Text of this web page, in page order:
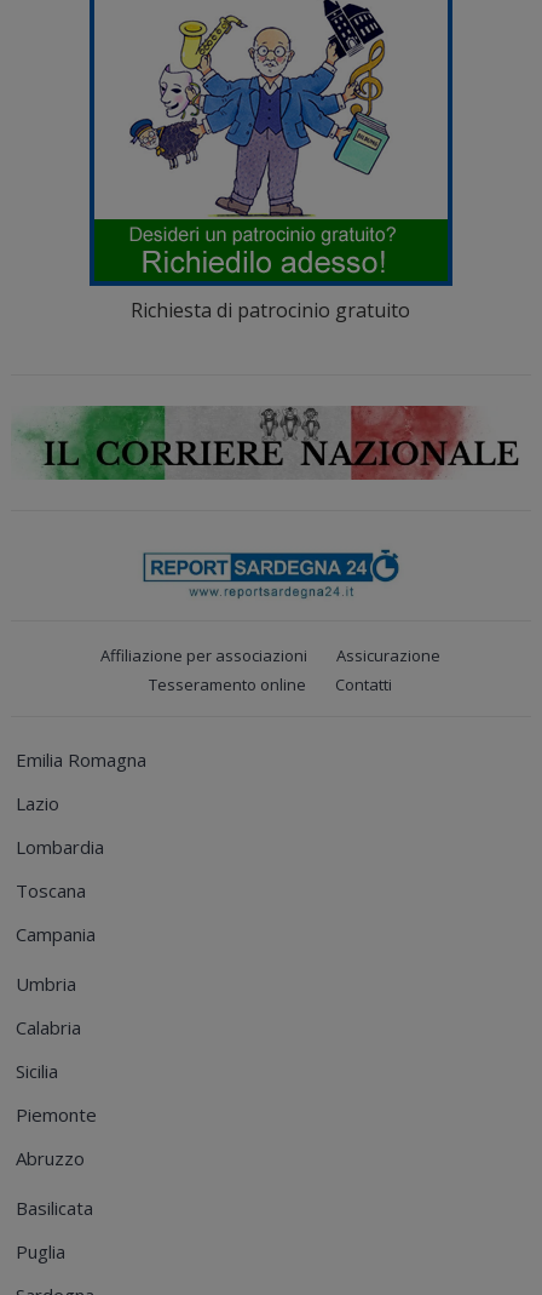
Richiesta di patrocinio gratuito
Affiliazione per associazioni
Assicurazione
Tesseramento online
Contatti
Emilia Romagna
Lazio
Lombardia
Toscana
Campania
Umbria
Calabria
Sicilia
Piemonte
Abruzzo
Basilicata
Puglia